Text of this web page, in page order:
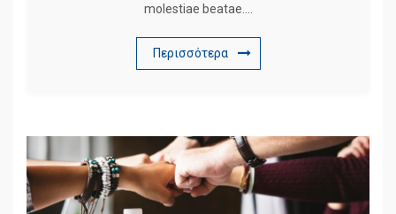
molestiae beatae….
Περισσότερα